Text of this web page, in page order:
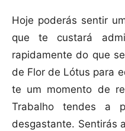
Hoje poderás sentir
que te custará
rapidamente do que
de Flor de Lótus para
te um momento de
Trabalho tendes a
desgastante. Sentirás